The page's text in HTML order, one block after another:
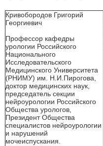
Кривобородов Григорий
Георгиевич
Профессор кафедры
урологии Российского
Национального
Исследовательского
Медицинского Университета
(РНИМУ) им. Н.И.Пирогова,
доктор медицинских наук,
председатель секции
нейроурологии Российского
Общества урологов,
Президент Общества
специалистов нейроурологии
и нарушений
мочеиспускания.